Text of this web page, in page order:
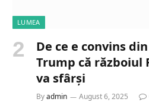
LUMEA
De ce e convins
Trump că războiul
va sfârși
Byadmin August 6, 2025